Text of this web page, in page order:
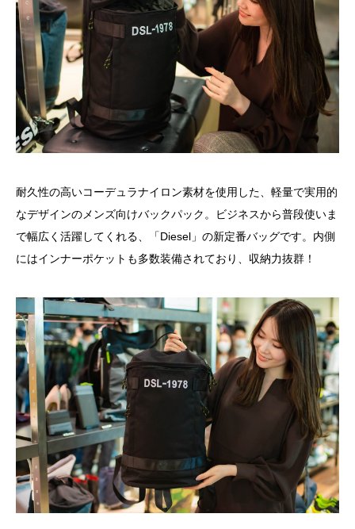
耐久性の高いコーデュラナイロン素材を使用した、軽量で実用的
なデザインのメンズ向けバックパック。ビジネスから普段使いま
で幅広く活躍してくれる、「Diesel」の新定番バッグです。内側
にはインナーポケットも多数装備されており、収納力抜群！